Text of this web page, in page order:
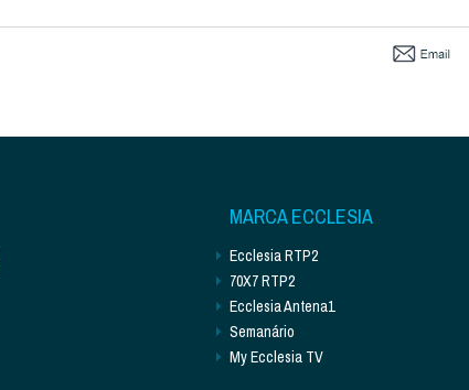
MARCA ECCLESIA
Ecclesia RTP2
70X7 RTP2
Ecclesia Antena1
Semanário
My Ecclesia TV